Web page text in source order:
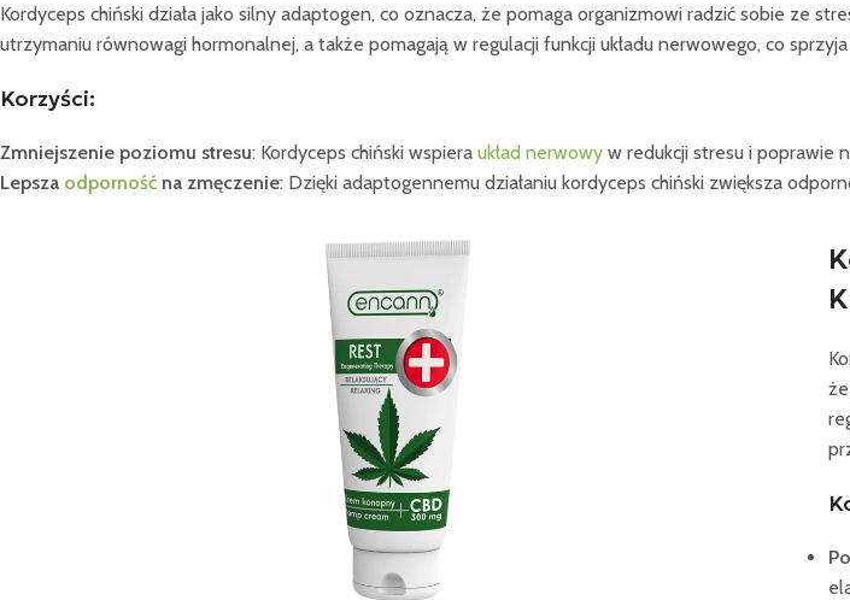
Kordyceps chiński działa jako silny adaptogen, co oznacza, że pomaga organizmowi radzić sobie ze
utrzymaniu równowagi hormonalnej, a także pomagają w regulacji funkcji układu nerwowego, co
Korzyści:
Zmniejszenie poziomu stresu: Kordyceps chiński wspiera układ nerwowy w redukcji stresu i poprawie
Lepsza odporność na zmęczenie: Dzięki adaptogennemu działaniu kordyceps chiński zwiększa